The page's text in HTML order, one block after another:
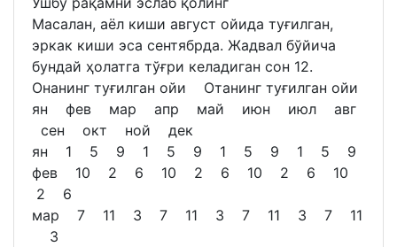
Масалан, аёл киши август ойида туғилган,
эркак киши эса сентябрда. Жадвал бўйича
бундай ҳолатга тўғри келадиган сон 12.
Онанинг туғилган ойи Отанинг туғилган ойи
ян фев мар апр май июн июл авг
сен окт ной дек
ян 1 5 9 1 5 9 1 5 9 1 5 9
фев 10 2 6 10 2 6 10 2 6 10
2 6
мар 7 11 3 7 11 3 7 11 3 7 11
3